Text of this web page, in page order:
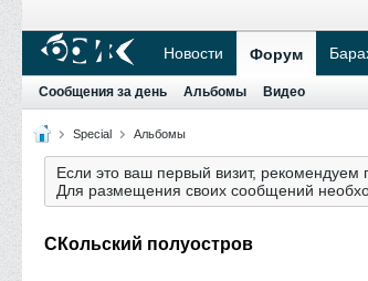
Новости Форум
Сообщения за день Альбомы Видео
Special Альбомы
Если это ваш первый визит, рекомендуем
Для размещения своих сообщений
СКольский полуостров